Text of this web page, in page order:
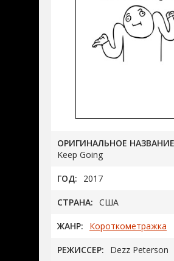
ОРИГИНАЛЬНОЕ
Keep Going
ГОД: 2017
СТРАНА: США
ЖАНР: Короткометражка
РЕЖИССЕР: Dezz Peterson